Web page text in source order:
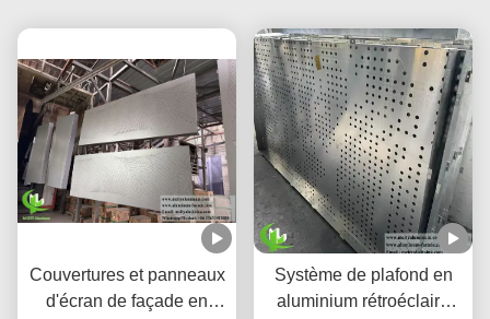
Couvertures et panneaux
d'écran de façade en
Système de plafond en
aluminium rétroéclairé